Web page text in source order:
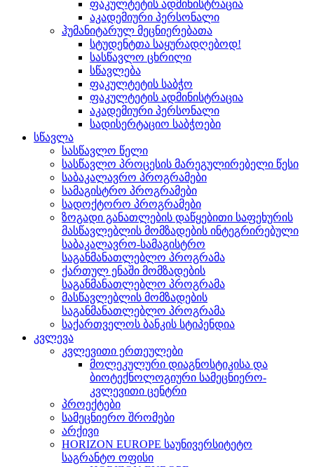
ფაკულტეტის ადმინისტრაცია
აკადემიური პერსონალი
ჰუმანიტარულ მეცნიერებათა
სტუდენტთა საყურადღებოდ!
სასწავლო ცხრილი
სწავლება
ფაკულტეტის საბჭო
ფაკულტეტის ადმინისტრაცია
აკადემიური პერსონალი
სადისერტაციო საბჭოები
სწავლა
სასწავლო წელი
სასწავლო პროცესის მარეგულირებელი წესი
საბაკალავრო პროგრამები
სამაგისტრო პროგრამები
სადოქტორო პროგრამები
ზოგადი განათლების დაწყებითი საფეხურის
მასწავლებლის მომზადების ინტეგრირებული
საბაკალავრო-სამაგისტრო
საგანმანათლებლო პროგრამა
ქართულ ენაში მომზადების
საგანმანათლებლო პროგრამა
მასწავლებლის მომზადების
საგანმანათლებლო პროგრამა
საქართველოს ბანკის სტიპენდია
კვლევა
კვლევითი ერთეულები
მოლეკულური დიაგნოსტიკისა და
ბიოტექნოლოგიური სამეცნიერო-
კვლევითი ცენტრი
პროექტები
სამეცნიერო შრომები
არქივი
HORIZON EUROPE საუნივერსიტეტო
საგრანტო ოფისი